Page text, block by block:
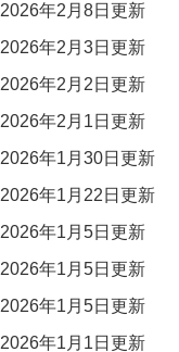
2026年2月8日更新
2026年2月3日更新
2026年2月2日更新
2026年2月1日更新
2026年1月30日更新
2026年1月22日更新
2026年1月5日更新
2026年1月5日更新
2026年1月5日更新
2026年1月1日更新